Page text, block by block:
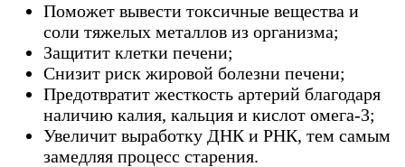
Поможет вывести токсичные вещества и
соли тяжелых металлов из организма;
Защитит клетки печени;
Снизит риск жировой болезни печени;
Предотвратит жесткость артерий благодаря
наличию калия, кальция и кислот омега-3;
Увеличит выработку ДНК и РНК, тем самым
замедляя процесс старения.